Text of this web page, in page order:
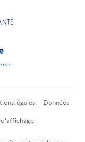
légales
Données
d'affichage